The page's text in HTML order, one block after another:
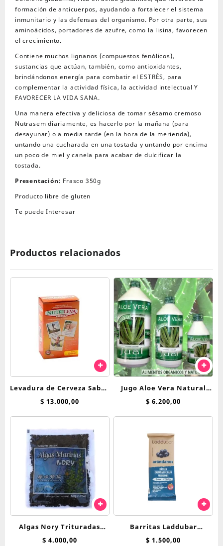
formación de anticuerpos, ayudando a fortalecer el sistema
inmunitario y las defensas del organismo. Por otra parte, sus
aminoácidos, portadores de azufre, como la lisina, favorecen
el crecimiento.
Contiene muchos lignanos (compuestos fenólicos),
sustancias que actúan, también, como antioxidantes,
brindándonos energía para combatir el ESTRÈS, para
complementar la actividad física, la actividad intelectual Y
FAVORECER LA VIDA SANA.
Una manera efectiva y deliciosa de tomar sésamo cremoso
Nutrasem diariamente, es hacerlo por la mañana (para
desayunar) o a media tarde (en la hora de la merienda),
untando una cucharada en una tostada y untando por encima
un poco de miel y canela para acabar de dulcificar la
tostada.
Presentación: Frasco 350g
Producto libre de gluten
Te puede Interesar
Productos relacionados
Levadura de Cerveza Sabor
Queso Calsa Virgen x 200 g
$ 13.000,00
Jugo Aloe Vera Natural
Jual x 250 cc
$ 6.200,00
Algas Nory Trituradas
Argendiet 50 Grs
$ 4.000,00
Barritas Laddubar
Arandanos 30 g
$ 1.500,00